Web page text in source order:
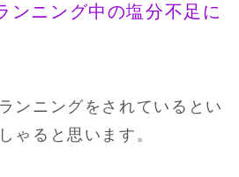
ニング中の塩分不足に
ンニングをされているとい
ゃると思います。